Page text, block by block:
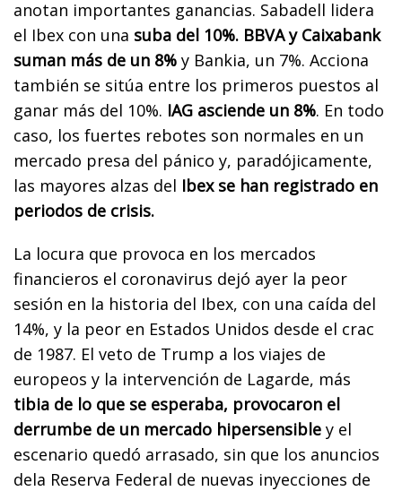
anotan importantes ganancias. Sabadell lidera
el Ibex con una suba del 10%. BBVA y Caixabank
suman más de un 8% y Bankia, un 7%. Acciona
también se sitúa entre los primeros puestos al
ganar más del 10%. IAG asciende un 8%. En todo
caso, los fuertes rebotes son normales en un
mercado presa del pánico y, paradójicamente,
las mayores alzas del Ibex se han registrado en
periodos de crisis.
La locura que provoca en los mercados
financieros el coronavirus dejó ayer la peor
sesión en la historia del Ibex, con una caída del
14%, y la peor en Estados Unidos desde el crac
de 1987. El veto de Trump a los viajes de
europeos y la intervención de Lagarde, más
tibia de lo que se esperaba, provocaron el
derrumbe de un mercado hipersensible y el
escenario quedó arrasado, sin que los anuncios
dela Reserva Federal de nuevas inyecciones de